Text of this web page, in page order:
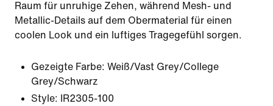
Raum für unruhige Zehen, während Mesh- und
Metallic-Details auf dem Obermaterial für einen
coolen Look und ein luftiges Tragegefühl sorgen.
Gezeigte Farbe: Weiß/Vast Grey/College
Grey/Schwarz
Style:
IR2305-100